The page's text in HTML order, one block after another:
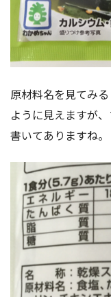
原材料名を見てみ
ように見えますが
書いてありますね。